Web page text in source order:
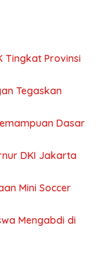
Tingkat Provinsi
Tegaskan
Dasar
DKI Jakarta
Mini Soccer
Mengabdi di